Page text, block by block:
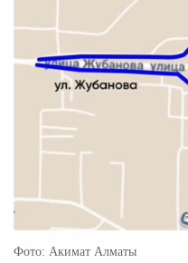
Фото: Акимат Алматы